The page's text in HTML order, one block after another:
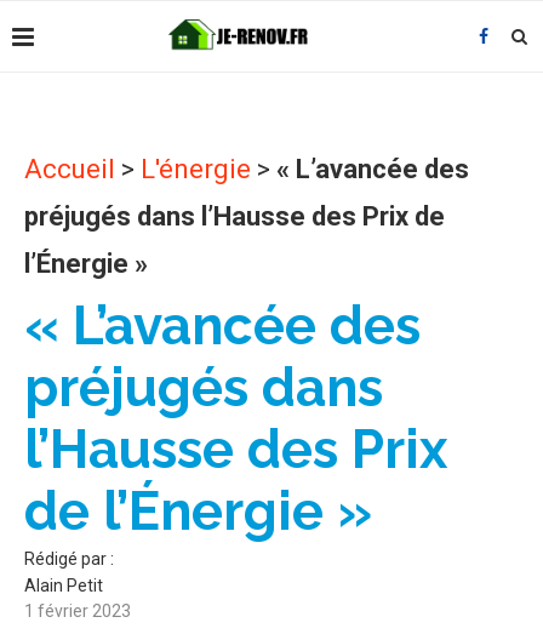
Accueil > L'énergie > « L’avancée des
préjugés dans l’Hausse des Prix de
l’Énergie »
« L’avancée des
préjugés dans
l’Hausse des Prix
de l’Énergie »
Rédigé par :
Alain Petit
1 février 2023